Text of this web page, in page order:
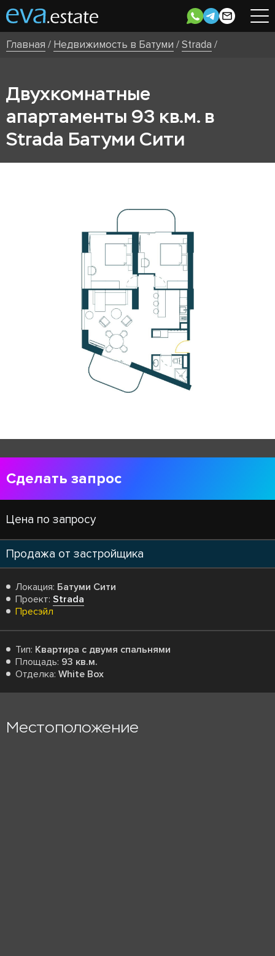
Главная / Недвижимость в Батуми /Strada /
Двухкомнатные
апартаменты 93 кв.м. в
Strada Батуми Сити
Сделать запрос
Цена по запросу
Продажа от застройщика
Локация: Батуми Сити
Проект: Strada
Пресэйл
Тип: Квартира с двумя спальнями
Площадь: 93 кв.м.
Отделка: White Box
Местоположение